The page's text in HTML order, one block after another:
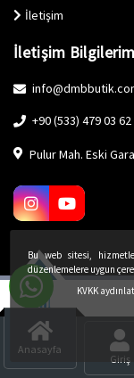
İletişim
İletişim
+90 (533) 479 03 62
Pulur Mah. Eski
Anasayfa
Giriş
Bu web sitesi,
düzenlemelere uygun
KVKK